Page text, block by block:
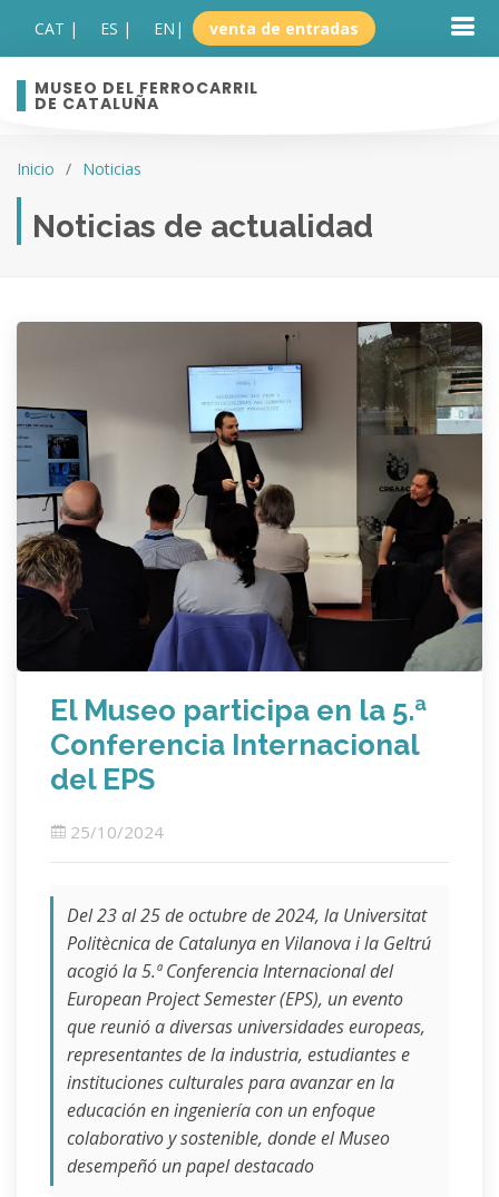
CAT | ES | EN | venta de entradas
MUSEO DEL FERROCARRIL
DE CATALUÑA
Inicio Noticias
Noticias de actualidad
El Museo participa en la 5.ª
Conferencia Internacional
del EPS
25/10/2024
Del 23 al 25 de octubre de 2024, la Universitat
Politècnica de Catalunya en Vilanova i la Geltrú
acogió la 5.ª Conferencia Internacional del
European Project Semester (EPS), un evento
que reunió a diversas universidades europeas,
representantes de la industria, estudiantes e
instituciones culturales para avanzar en la
educación en ingeniería con un enfoque
colaborativo y sostenible, donde el Museo
desempeñó un papel destacado